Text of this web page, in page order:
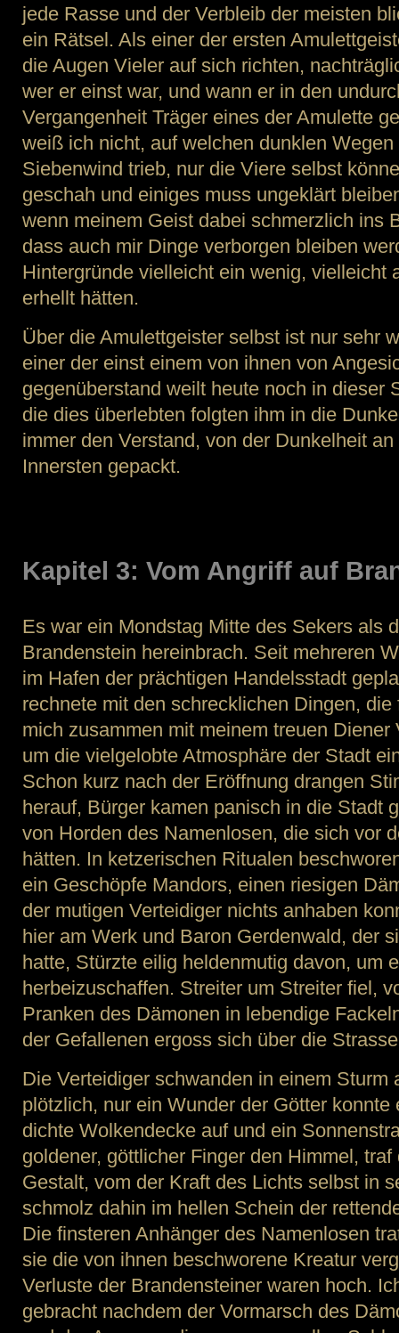
jede Rasse und der Verbleib der meisten
ein Rätsel. Als einer der ersten
die Augen Vieler auf sich richten,
wer er einst war, und wann er in den
Vergangenheit Träger eines der Amulette
weiß ich nicht, auf welchen dunklen
Siebenwind trieb, nur die Viere selbst
geschah und einiges muss ungeklärt
wenn meinem Geist dabei schmerzlich ins
dass auch mir Dinge verborgen bleiben
Hintergründe vielleicht ein wenig, vielleicht
erhellt hätten.
Über die Amulettgeister selbst ist nur sehr
einer der einst einem von ihnen von
gegenüberstand weilt heute noch in dieser
die dies überlebten folgten ihm in die
immer den Verstand, von der Dunkelheit
Innersten gepackt.
Kapitel 3: Vom Angriff auf
Es war ein Mondstag Mitte des Sekers als
Brandenstein hereinbrach. Seit mehreren
im Hafen der prächtigen Handelsstadt
rechnete mit den schrecklichen Dingen,
mich zusammen mit meinem treuen
um die vielgelobte Atmosphäre der Stadt
Schon kurz nach der Eröffnung drangen
herauf, Bürger kamen panisch in die Stadt
von Horden des Namenlosen, die sich vor
hätten. In ketzerischen Ritualen
ein Geschöpfe Mandors, einen riesigen
der mutigen Verteidiger nichts anhaben
hier am Werk und Baron Gerdenwald, der
hatte, Stürzte eilig heldenmutig davon, um
herbeizuschaffen. Streiter um Streiter fiel,
Pranken des Dämonen in lebendige
der Gefallenen ergoss sich über die
Die Verteidiger schwanden in einem Sturm
plötzlich, nur ein Wunder der Götter
dichte Wolkendecke auf und ein
goldener, göttlicher Finger den Himmel,
Gestalt, vom der Kraft des Lichts selbst in
schmolz dahin im hellen Schein der
Die finsteren Anhänger des Namenlosen
sie die von ihnen beschworene Kreatur
Verluste der Brandensteiner waren hoch.
gebracht nachdem der Vormarsch des